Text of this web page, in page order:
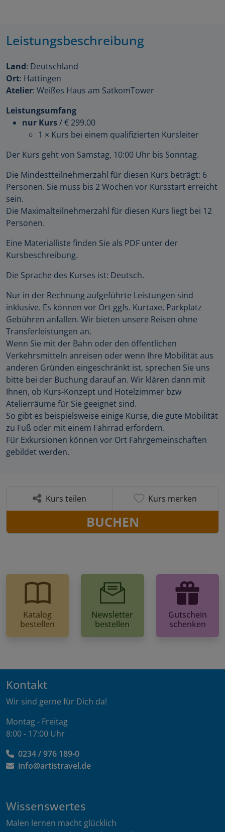
Leistungsbeschreibung
Land: Deutschland
Ort: Hattingen
Atelier: Weißes Haus am SatkomTower
Leistungsumfang
nur Kurs/€ 299.00
1 × Kurs bei einem qualifizierten Kursleiter
Der Kurs geht von Samstag, 10:00 Uhr bis Sonntag.
Die Mindestteilnehmerzahl für diesen Kurs beträgt: 6
Personen. Sie muss bis 2 Wochen vor Kursstart erreicht
sein.
Die Maximalteilnehmerzahl für diesen Kurs liegt bei 12
Personen.
Eine Materialliste finden Sie als PDF unter der
Kursbeschreibung.
Die Sprache des Kurses ist: Deutsch.
Nur in der Rechnung aufgeführte Leistungen sind
inklusive. Es können vor Ort ggfs. Kurtaxe, Parkplatz
Gebühren anfallen. Wir bieten unsere Reisen ohne
Transferleistungen an.
Wenn Sie mit der Bahn oder den öffentlichen
Verkehrsmitteln anreisen oder wenn Ihre Mobilität aus
anderen Gründen eingeschränkt ist, sprechen Sie uns
bitte bei der Buchung darauf an. Wir klären dann mit
Ihnen, ob Kurs-Konzept und Hotelzimmer bzw
Atelierräume für Sie geeignet sind.
So gibt es beispielsweise einige Kurse, die gute Mobilität
zu Fuß oder mit einem Fahrrad erfordern.
Für Exkursionen können vor Ort Fahrgemeinschaften
gebildet werden.
Kurs teilen Kurs merken
BUCHEN
Katalog
bestellen
Newsletter
bestellen
Gutschein
schenken
Kontakt
Wir sind gerne für Dich da!
Montag - Freitag
8:00 - 17:00 Uhr
0234 / 976 189-0
info@artistravel.de
Wissenswertes
Malen lernen macht glücklich